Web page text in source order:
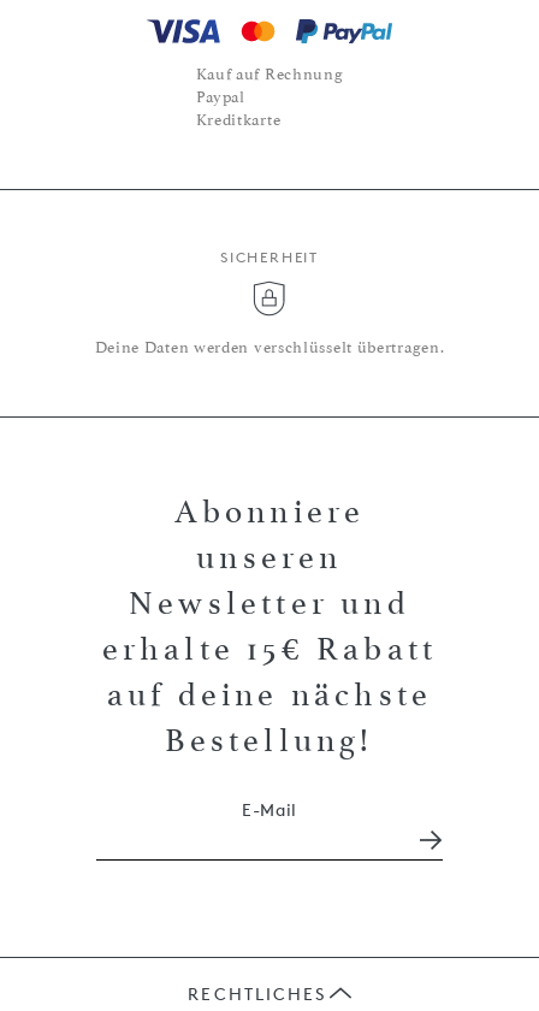
Kauf auf Rechnung
Paypal
Kreditkarte
SICHERHEIT
Deine Daten werden verschlüsselt übertragen.
Abonniere
unseren
Newsletter und
erhalte 15€ Rabatt
auf deine nächste
Bestellung!
E-Mail
RECHTLICHES